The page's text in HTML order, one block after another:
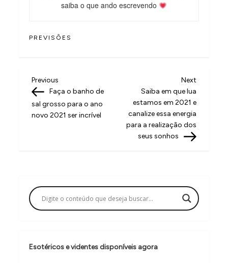
saiba o que ando escrevendo
PREVISÕES
N
a
v
ç
ã
o
e
Previous
Post
Previous
Faça o banho de
sal grosso para o ano
novo 2021 ser incrível
Next
Post
Next
Saiba em que lua
estamos em 2021 e
canalize essa energia
para a realização dos
seus sonhos
Esotéricos e videntes disponíveis agora